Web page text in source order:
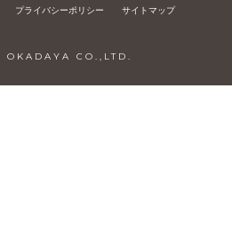
プライバシーポリシー サイトマップ
OKADAYA CO.,LTD.